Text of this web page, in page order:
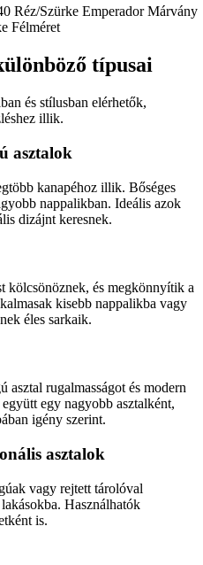
Réz/Szürke Emperador Márvány
Félméret
típusai
és stílusban elérhetők,
illik.
asztalok
kanapéhoz illik. Bőséges
nappalikban. Ideális azok
dizájnt keresnek.
kölcsönöznek, és megkönnyítik a
kisebb nappalikba vagy
éles sarkaik.
asztal rugalmasságot és modern
egy nagyobb asztalként,
igény szerint.
asztalok
vagy rejtett tárolóval
Használhatók
is.